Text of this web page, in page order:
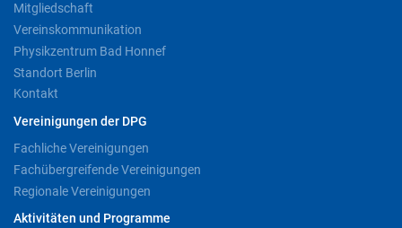
Mitgliedschaft
Vereinskommunikation
Physikzentrum Bad Honnef
Standort Berlin
Kontakt
Vereinigungen der DPG
Fachliche Vereinigungen
Fachübergreifende Vereinigungen
Regionale Vereinigungen
Aktivitäten und Programme